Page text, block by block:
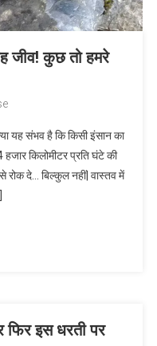
जीव! कुछ तो हमरे
यह संभव है कि किसी इंसान का
किलोमीटर प्रति घंटे की
रोक दे… बिल्कुल नहीं| वास्तव में
फिर इस धरती पर